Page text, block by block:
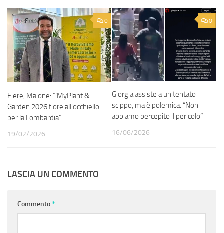
0
Fiere, Maione: “‘MyPlant &
Garden 2026 fiore all’occhiello
per la Lombardia”
19/02/2026
0
Giorgia assiste a un tentato
scippo, ma è polemica: “Non
abbiamo percepito il pericolo”
16/06/2026
LASCIA UN COMMENTO
Commento*